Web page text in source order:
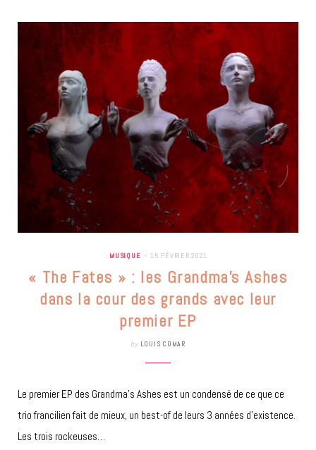
MUSIQUE 15 FÉVRIER 2021
« The Fates » : les Grandma’s Ashes
dans la cour des grands avec leur
premier EP
by LOUIS COMAR
Le premier EP des Grandma’s Ashes est un condensé de ce que ce
trio francilien fait de mieux, un best-of de leurs 3 années d’existence.
Les trois rockeuses…